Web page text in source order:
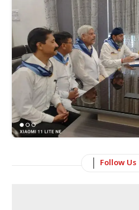
Follow Us